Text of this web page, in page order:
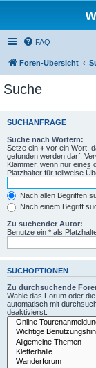
FAQ
Foren-Übersicht
Suche
SUCHANFRAGE
Suche nach Wörtern:
Setze ein + vor ein Wort,
gefunden werden darf.
Klammer, wenn nur eines
Platzhalter für teilweise
Nach allen Begriffen
Nach einem Begriff
Zu suchender Autor:
Benutze ein * als
SUCHOPTIONEN
Zu durchsuchende
Wähle das Forum oder
automatisch mit
deaktivierst.